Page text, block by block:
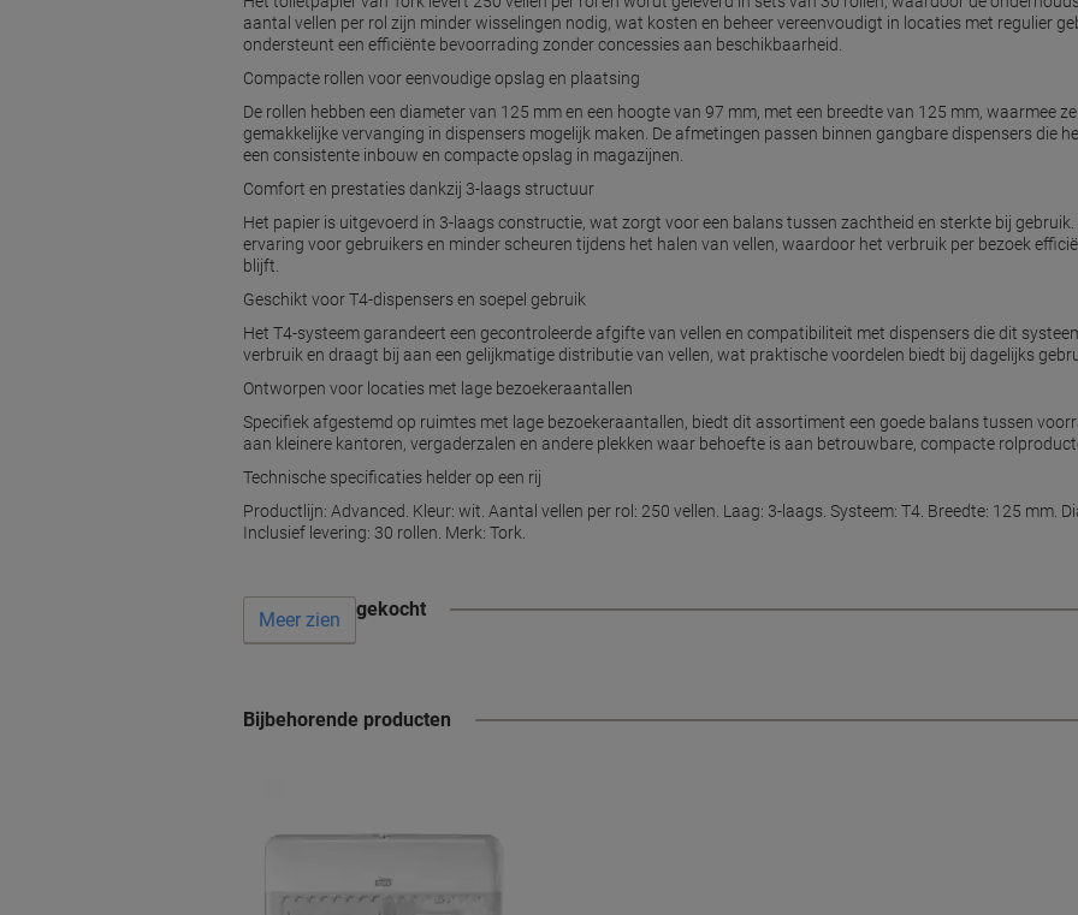
aantal vellen per rol zijn minder wisselingen nodig, wat kosten en beheer vereenvoudigt in locaties met regulier
ondersteunt een efficiënte bevoorrading zonder concessies aan beschikbaarheid.
Compacte rollen voor eenvoudige opslag en plaatsing
De rollen hebben een diameter van 125 mm en een hoogte van 97 mm, met een breedte van 125 mm, waarmee
gemakkelijke vervanging in dispensers mogelijk maken. De afmetingen passen binnen gangbare dispensers die
een consistente inbouw en compacte opslag in magazijnen.
Comfort en prestaties dankzij 3-laags structuur
Het papier is uitgevoerd in 3-laags constructie, wat zorgt voor een balans tussen zachtheid en sterkte bij
ervaring voor gebruikers en minder scheuren tijdens het halen van vellen, waardoor het verbruik per bezoek
blijft.
Geschikt voor T4-dispensers en soepel gebruik
Het T4-systeem garandeert een gecontroleerde afgifte van vellen en compatibiliteit met dispensers die dit
verbruik en draagt bij aan een gelijkmatige distributie van vellen, wat praktische voordelen biedt bij dagelijks
Ontworpen voor locaties met lage bezoekeraantallen
Specifiek afgestemd op ruimtes met lage bezoekeraantallen, biedt dit assortiment een goede balans tussen
aan kleinere kantoren, vergaderzalen en andere plekken waar behoefte is aan betrouwbare, compacte
Technische specificaties helder op een rij
Productlijn: Advanced. Kleur: wit. Aantal vellen per rol: 250 vellen. Laag: 3-laags. Systeem: T4. Breedte: 125 mm.
Inclusief levering: 30 rollen. Merk: Tork.
Vaak samen gekocht
Meer zien
Bijbehorende producten